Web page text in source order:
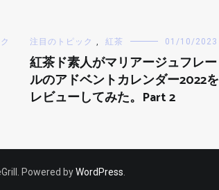
注目のトピック 紅茶 01/10/2023
紅茶ド素人がマリアージュフレー
ルのアドベントカレンダー2022を
レビューしてみた。Part 2
Powered byWordPress